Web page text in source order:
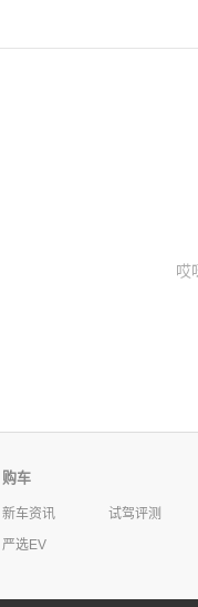
哎
购车
新车资讯
试驾评测
严选EV